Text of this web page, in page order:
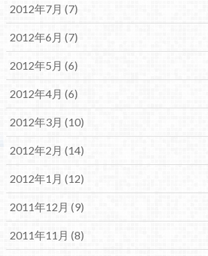
2012年7月 (7)
2012年6月 (7)
2012年5月 (6)
2012年4月 (6)
2012年3月 (10)
2012年2月 (14)
2012年1月 (12)
2011年12月 (9)
2011年11月 (8)